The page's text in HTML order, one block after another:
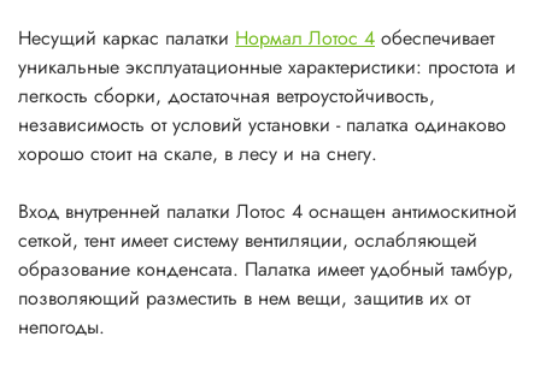
Несущий каркас палатки Нормал Лотос 4 обеспечивает
уникальные эксплуатационные характеристики: простота и
легкость сборки, достаточная ветроустойчивость,
независимость от условий установки - палатка одинаково
хорошо стоит на скале, в лесу и на снегу.
Вход внутренней палатки Лотос 4 оснащен антимоскитной
сеткой, тент имеет систему вентиляции, ослабляющей
образование конденсата. Палатка имеет удобный тамбур,
позволяющий разместить в нем вещи, защитив их от
непогоды.